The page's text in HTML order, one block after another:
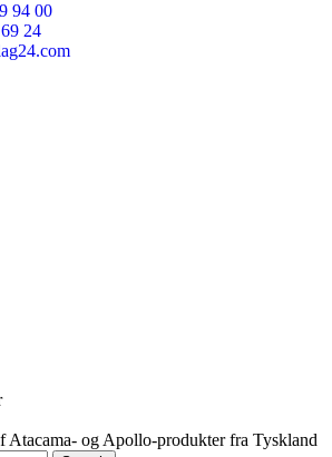
94 00
24
Atacama- og Apollo-produkter fra Tyskland